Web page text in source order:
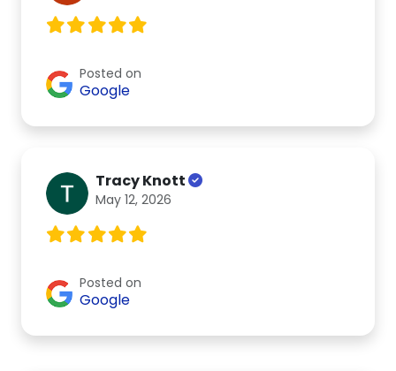
Posted on
Google
Tracy Knott
May 12, 2026
Posted on
Google